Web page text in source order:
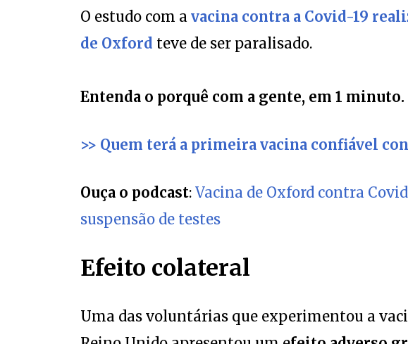
O estudo com a vacina contra a Covid-19
de Oxford teve de ser paralisado.
Entenda o porquê com a gente, em 1 minuto.
>> Quem terá a primeira vacina confiável
Ouça o podcast: Vacina de Oxford contra
suspensão de testes
Efeito colateral
Uma das voluntárias que experimentou a